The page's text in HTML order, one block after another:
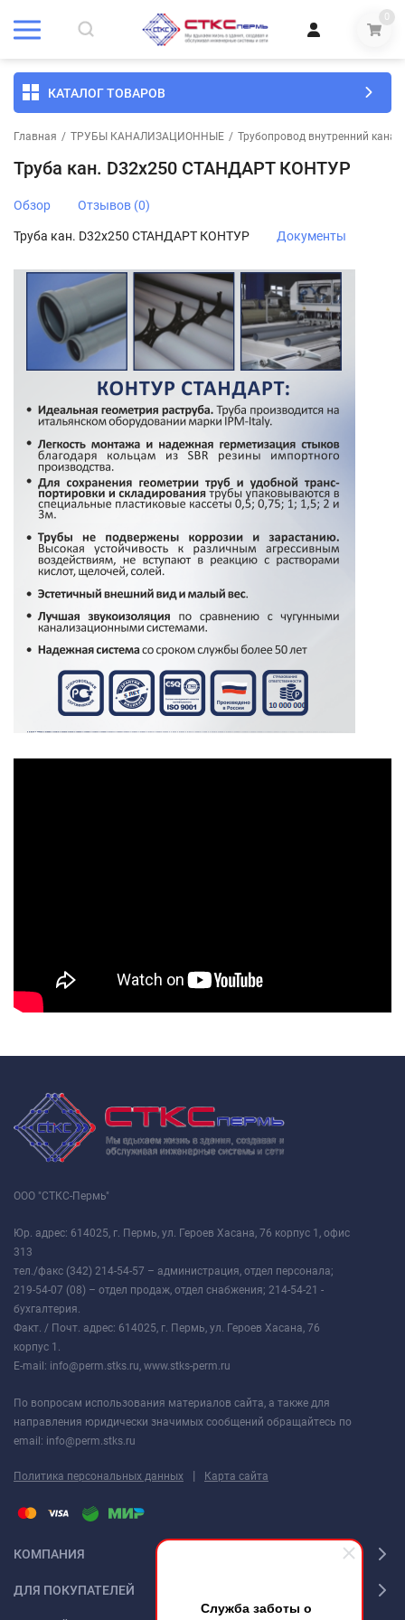
Служба заботы о
0
КАТАЛОГ ТОВАРОВ
Главная / ТРУБЫ КАНАЛИЗАЦИОННЫЕ / Трубопровод внутренний
Труба кан. D32х250 СТАНДАРТ КОНТУР
Обзор Отзывов (0)
Труба кан. D32х250 СТАНДАРТ КОНТУР Документы
ООО "СТКС-Пермь"
Юр. адрес: 614025, г. Пермь, ул. Героев Хасана, 76 корпус 1, офис
313
тел./факс (342) 214-54-57 – администрация, отдел персонала;
219-54-07 (08) – отдел продаж, отдел снабжения; 214-54-21 -
бухгалтерия.
Факт. / Почт. адрес: 614025, г. Пермь, ул. Героев Хасана, 76
корпус 1.
E-mail: info@perm.stks.ru, www.stks-perm.ru
По вопросам использования материалов сайта, а также для
направления юридически значимых сообщений обращайтесь по
email: info@perm.stks.ru
Политика персональных данных | Карта сайта
КОМПАНИЯ
ДЛЯ ПОКУПАТЕЛЕЙ